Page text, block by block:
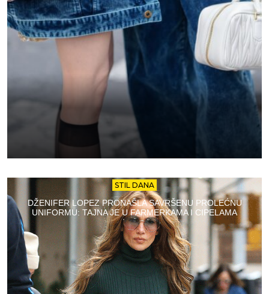
STIL DANA
DŽENIFER LOPEZ PRONAŠLA SAVRŠENU PROLEĆNU
UNIFORMU: TAJNA JE U FARMERKAMA I CIPELAMA